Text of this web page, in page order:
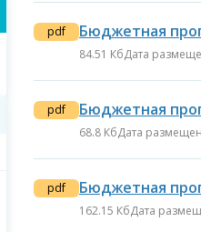
К сведению населения города
восьмого созыва!
pdf Бюджетная
84.51 КбДата
pdf Бюджетная
68.8 КбДата
pdf Бюджетная
162.15 КбДата